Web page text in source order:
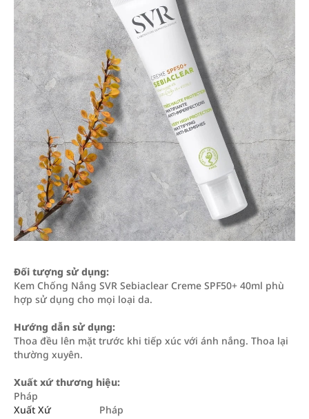
Đối tượng sử dụng:
Kem Chống Nắng SVR Sebiaclear Creme SPF50+ 40ml phù
hợp sử dụng cho mọi loại da.
Hướng dẫn sử dụng:
Thoa đều lên mặt trước khi tiếp xúc với ánh nắng. Thoa lại
thường xuyên.
Xuất xứ thương hiệu:
Pháp
Xuất Xứ
Pháp